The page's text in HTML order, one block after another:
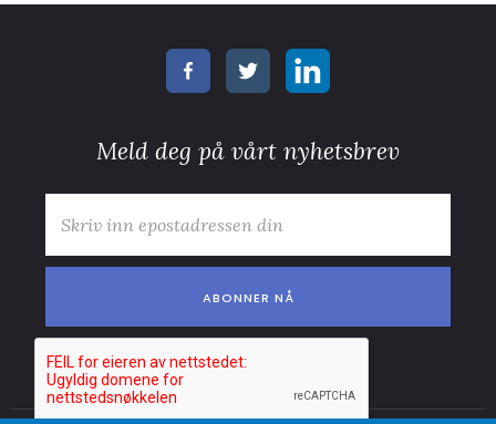
Meld deg på vårt nyhetsbrev